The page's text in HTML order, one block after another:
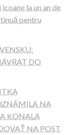
la un an de
pentru
DO
NA
KONALA
NA POST